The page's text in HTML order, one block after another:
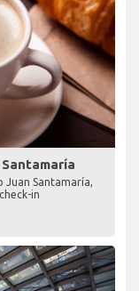
Santamaría,
in